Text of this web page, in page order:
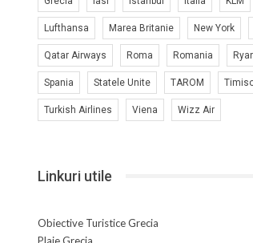
Lufthansa Marea Britanie New York
Qatar Airways Roma Romania
Spania Statele Unite TAROM
Turkish Airlines Viena Wizz Air
Linkuri utile
Obiective Turistice Grecia
Plaje Grecia